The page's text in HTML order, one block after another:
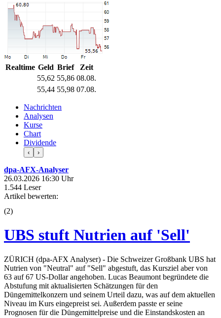
Realtime Geld Brief
Zeit
55,62 55,86 08.08.
55,44 55,98 07.08.
Nachrichten
Analysen
Kurse
Chart
Dividende
‹ ›
dpa-AFX-Analyser
26.03.2026 16:30 Uhr
1.544 Leser
Artikel bewerten:
(2)
UBS stuft Nutrien auf 'Sell'
ZÜRICH (dpa-AFX Analyser) - Die Schweizer Großbank UBS hat
Nutrien von "Neutral" auf "Sell" abgestuft, das Kursziel aber von
63 auf 67 US-Dollar angehoben. Lucas Beaumont begründete die
Abstufung mit aktualisierten Schätzungen für den
Düngemittelkonzern und seinem Urteil dazu, was auf dem aktuellen
Niveau im Kurs eingepreist sei. Außerdem passte er seine
Prognosen für die Düngemittelpreise und die Einstandskosten an